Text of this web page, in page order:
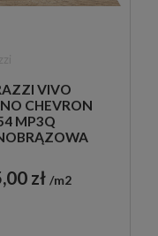
VIVO
CHEVRON
MP3Q
zł m2